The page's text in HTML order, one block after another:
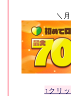
＼
↑クリ